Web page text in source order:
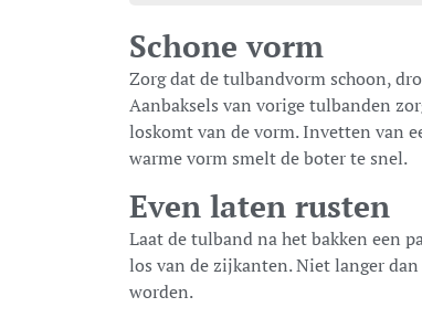
Schone vorm
Zorg dat de tulbandvorm schoon,
Aanbaksels van vorige tulbanden
loskomt van de vorm. Invetten van
warme vorm smelt de boter te snel.
Even laten rusten
Laat de tulband na het bakken een
los van de zijkanten. Niet langer
worden.